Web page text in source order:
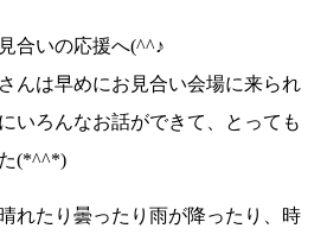
合いの応援へ(^^♪
んは早めにお見合い会場に来られ
いろんなお話ができて、とっても
(*^^*)
れたり曇ったり雨が降ったり、時